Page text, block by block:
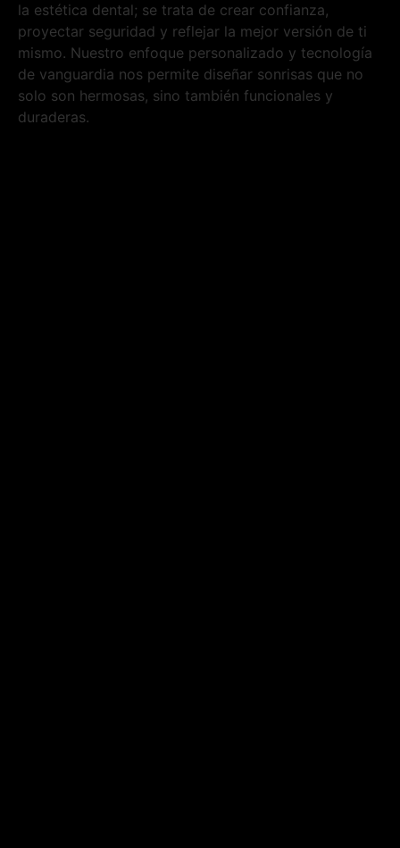
la estética dental; se trata de crear confianza,
proyectar seguridad y reflejar la mejor versión de ti
mismo. Nuestro enfoque personalizado y tecnología
de vanguardia nos permite diseñar sonrisas que no
solo son hermosas, sino también funcionales y
duraderas.